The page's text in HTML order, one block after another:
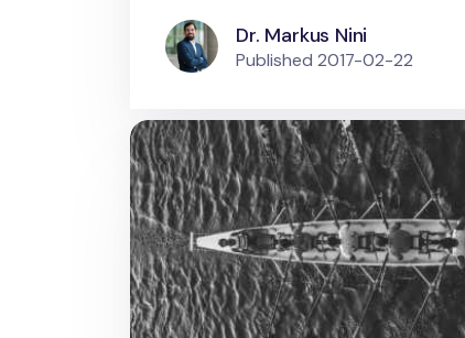
Konsequenzen
vermeidet
Dr. Markus Nini
Published 2017-02-22